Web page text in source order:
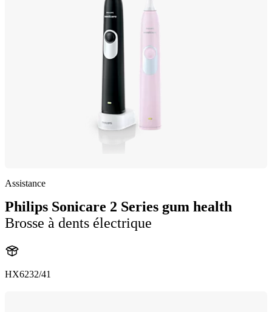
Assistance
Philips Sonicare 2 Series gum health
Brosse à dents électrique
HX6232/41